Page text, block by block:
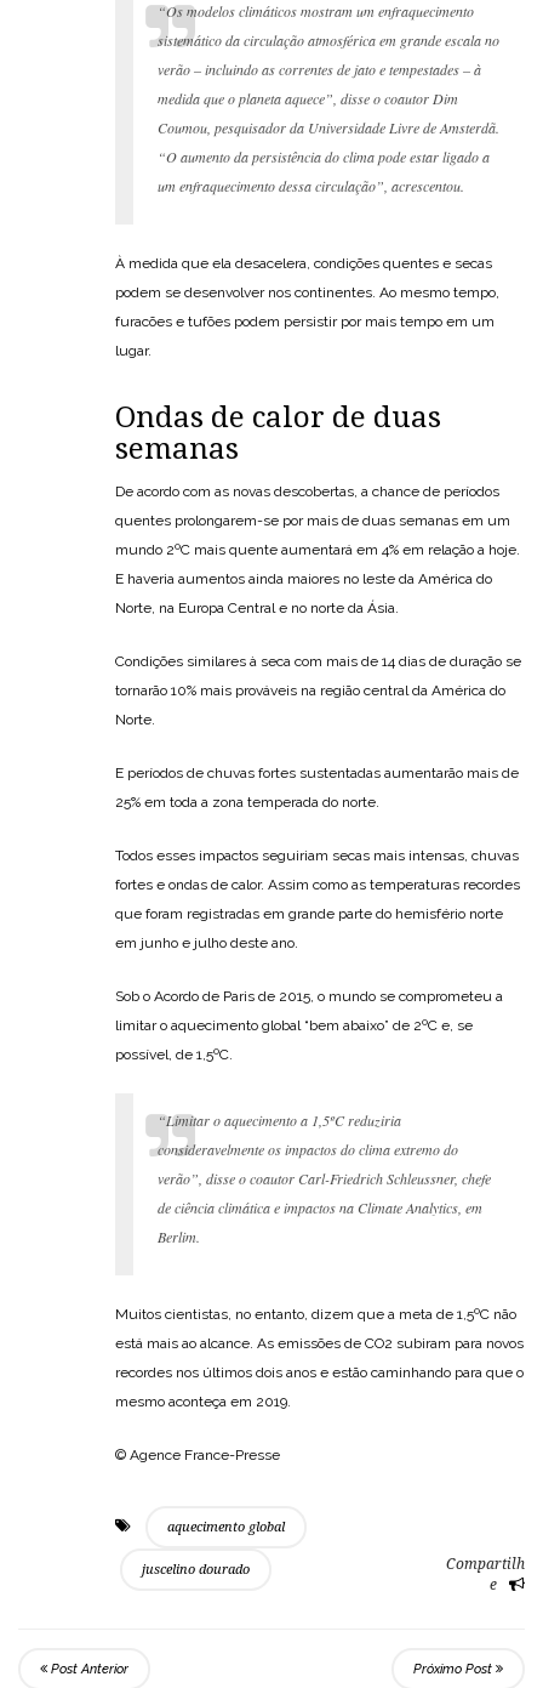
“Os modelos climáticos mostram um enfraquecimento
sistemático da circulação atmosférica em grande escala no
verão – incluindo as correntes de jato e tempestades – à
medida que o planeta aquece”, disse o coautor Dim
Coumou, pesquisador da Universidade Livre de Amsterdã.
“O aumento da persistência do clima pode estar ligado a
um enfraquecimento dessa circulação”, acrescentou.
À medida que ela desacelera, condições quentes e secas
podem se desenvolver nos continentes. Ao mesmo tempo,
furacões e tufões podem persistir por mais tempo em um
lugar.
Ondas de calor de duas
semanas
De acordo com as novas descobertas, a chance de períodos
quentes prolongarem-se por mais de duas semanas em um
mundo 2ºC mais quente aumentará em 4% em relação a hoje.
E haveria aumentos ainda maiores no leste da América do
Norte, na Europa Central e no norte da Ásia.
Condições similares à seca com mais de 14 dias de duração se
tornarão 10% mais prováveis na região central da América do
Norte.
E períodos de chuvas fortes sustentadas aumentarão mais de
25% em toda a zona temperada do norte.
Todos esses impactos seguiriam secas mais intensas, chuvas
fortes e ondas de calor. Assim como as temperaturas recordes
que foram registradas em grande parte do hemisfério norte
em junho e julho deste ano.
Sob o Acordo de Paris de 2015, o mundo se comprometeu a
limitar o aquecimento global “bem abaixo” de 2ºC e, se
possível, de 1,5ºC.
“Limitar o aquecimento a 1,5ºC reduziria
consideravelmente os impactos do clima extremo do
verão”, disse o coautor Carl-Friedrich Schleussner, chefe
de ciência climática e impactos na Climate Analytics, em
Berlim.
Muitos cientistas, no entanto, dizem que a meta de 1,5ºC não
está mais ao alcance. As emissões de CO2 subiram para novos
recordes nos últimos dois anos e estão caminhando para que o
mesmo aconteça em 2019.
© Agence France-Presse
aquecimento global
juscelino dourado
Compartilh
e
Post Anterior Próximo Post